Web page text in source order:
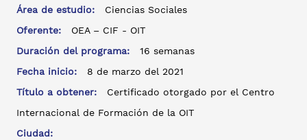
Área de estudio:
Ciencias Sociales
Oferente:
OEA – CIF - OIT
Duración del programa:
16 semanas
Fecha inicio:
8 de marzo del 2021
Título a obtener:
Certificado otorgado por el Centro
Internacional de Formación de la OIT
Ciudad: